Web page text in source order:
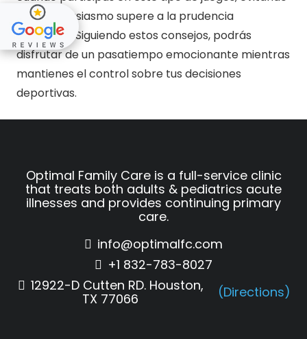
que el entusiasmo supere a la prudencia
financiera. Siguiendo estos consejos, podrás
disfrutar de un pasatiempo emocionante mientras
mantienes el control sobre tus decisiones
deportivas.
Optimal Family Care is a full-service clinic
that treats both adults & pediatrics acute
illnesses and provides continuing primary
care.
info@optimalfc.com
+1 832-783-8027
12922-D Cutten RD. Houston,
TX 77066
(Directions)